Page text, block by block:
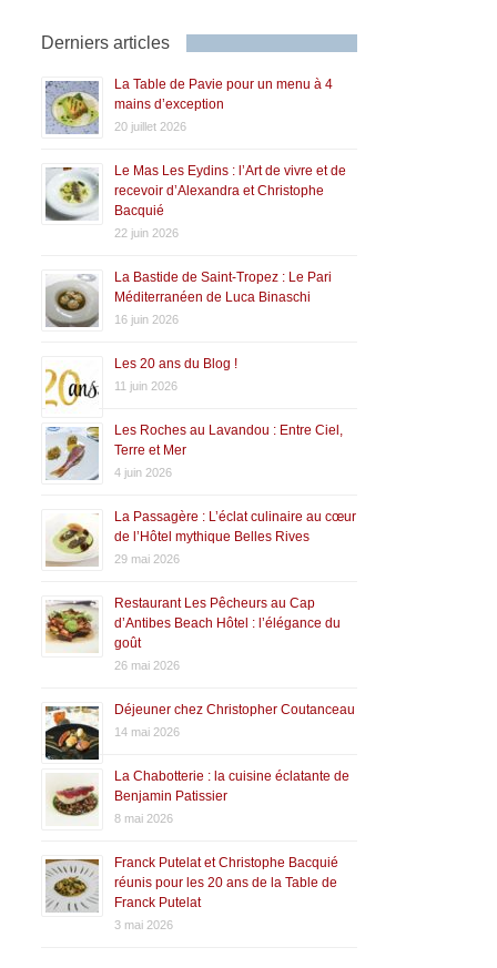
Derniers articles
La Table de Pavie pour un menu à 4
mains d’exception
20 juillet 2026
Le Mas Les Eydins : l’Art de vivre et de
recevoir d’Alexandra et Christophe
Bacquié
22 juin 2026
La Bastide de Saint-Tropez : Le Pari
Méditerranéen de Luca Binaschi
16 juin 2026
Les 20 ans du Blog !
11 juin 2026
Les Roches au Lavandou : Entre Ciel,
Terre et Mer
4 juin 2026
La Passagère : L’éclat culinaire au cœur
de l’Hôtel mythique Belles Rives
29 mai 2026
Restaurant Les Pêcheurs au Cap
d’Antibes Beach Hôtel : l’élégance du
goût
26 mai 2026
Déjeuner chez Christopher Coutanceau
14 mai 2026
La Chabotterie : la cuisine éclatante de
Benjamin Patissier
8 mai 2026
Franck Putelat et Christophe Bacquié
réunis pour les 20 ans de la Table de
Franck Putelat
3 mai 2026